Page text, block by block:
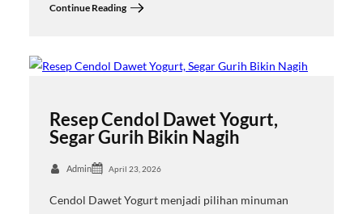
Continue Reading
Resep Cendol Dawet Yogurt,
Segar Gurih Bikin Nagih
Admin April 23, 2026
Cendol Dawet Yogurt menjadi pilihan minuman